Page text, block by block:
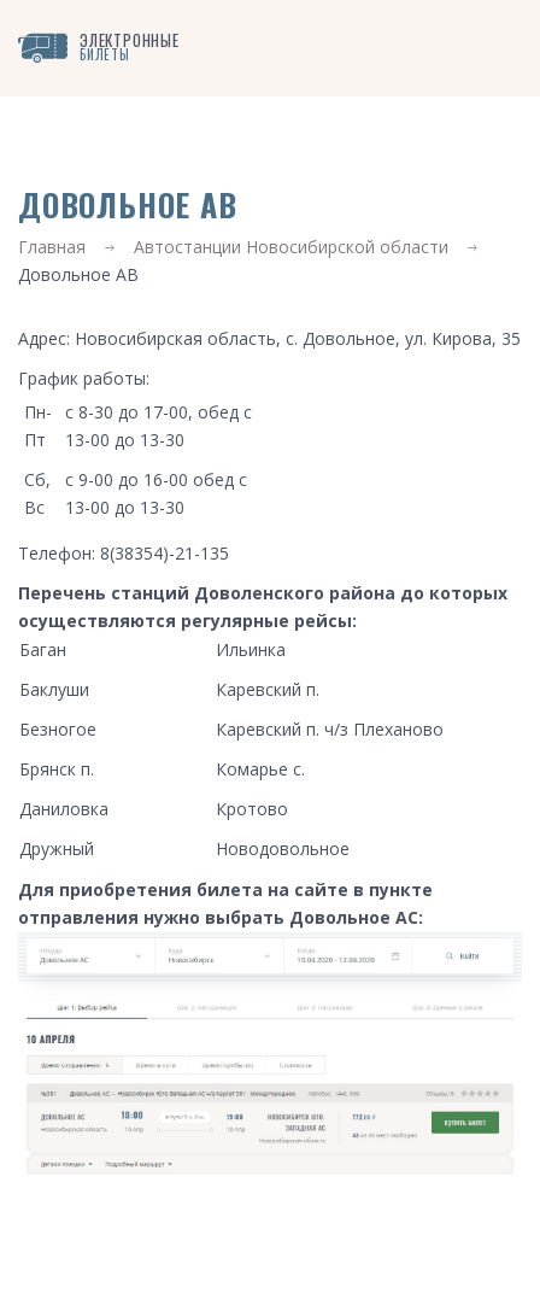
ЭЛЕКТРОННЫЕ
БИЛЕТЫ
ДОВОЛЬНОЕ АВ
Главная
Автостанции Новосибирской области
Довольное АВ
Адрес: Новосибирская область, с. Довольное, ул. Кирова, 35
График работы:
Пн-
Пт
с 8-30 до 17-00, обед с
13-00 до 13-30
Сб,
Вс
с 9-00 до 16-00 обед с
13-00 до 13-30
Телефон: 8(38354)-21-135
Перечень станций Доволенского района до которых
осуществляются регулярные рейсы:
Баган
Баклуши
Безногое
Брянск п.
Даниловка
Дружный
Ильинка
Каревский п.
Каревский п. ч/з Плеханово
Комарье с.
Кротово
Новодовольное
Для приобретения билета на сайте в пункте
отправления нужно выбрать Довольное АС: